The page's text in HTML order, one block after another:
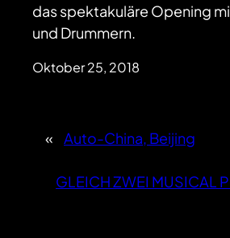
das spektakuläre Opening
und Drummern.
Oktober 25, 2018
« Auto-China, Beijing
GLEICH ZWEI MUSICAL